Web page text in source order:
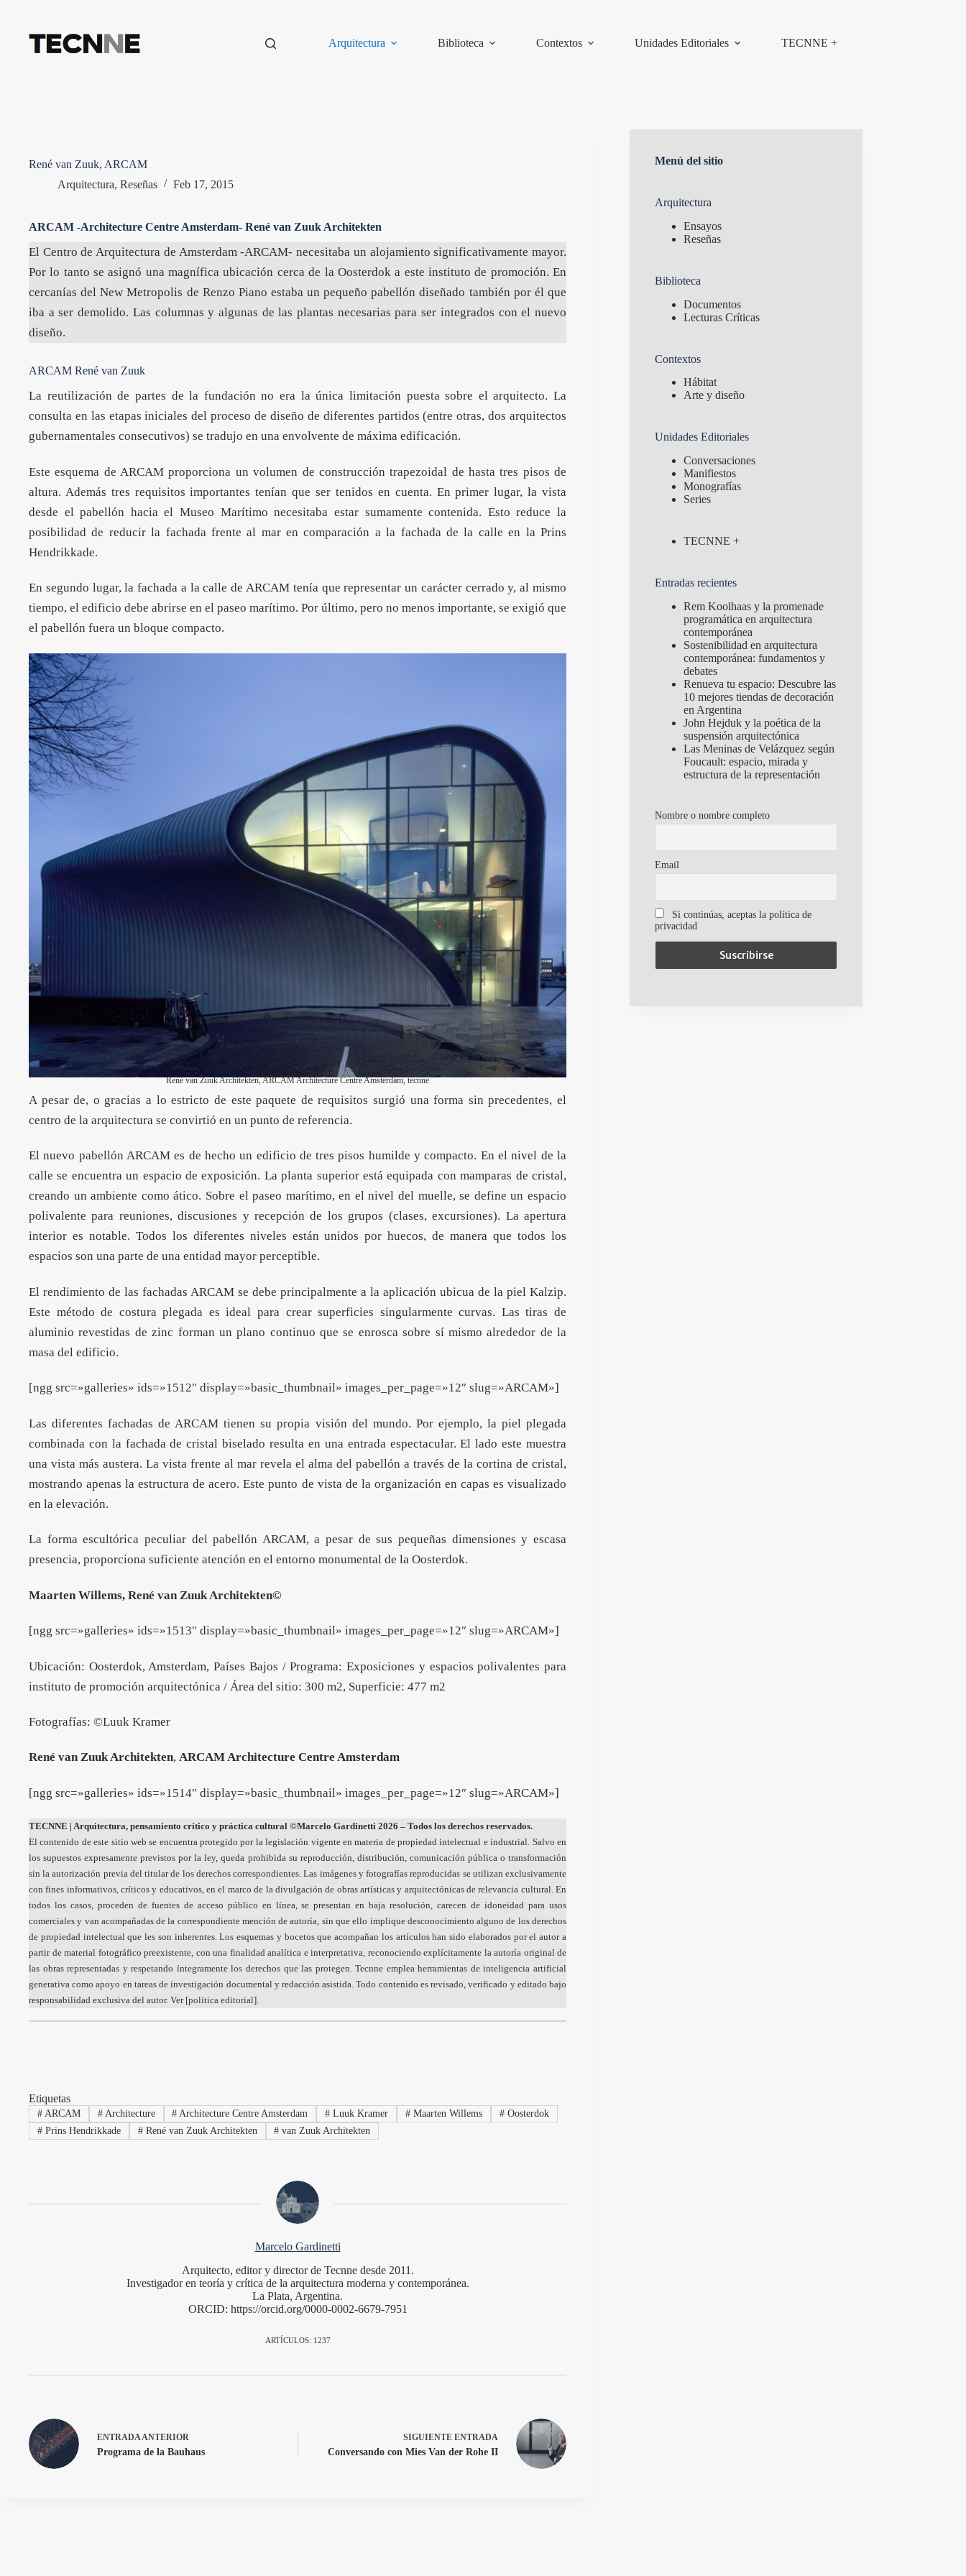
contenido
Arquitectura
Biblioteca Contextos Unidades Editoriales TECNNE +
René van Zuuk, ARCAM
Arquitectura, Reseñas Feb 17, 2015
ARCAM -Architecture Centre Amsterdam- René van Zuuk Architekten
El Centro de Arquitectura de Amsterdam -ARCAM- necesitaba un alojamiento significativamente mayor.
Por lo tanto se asignó una magnífica ubicación cerca de la Oosterdok a este instituto de promoción. En
cercanías del New Metropolis de Renzo Piano estaba un pequeño pabellón diseñado también por él que
iba a ser demolido. Las columnas y algunas de las plantas necesarias para ser integrados con el nuevo
diseño.
ARCAM René van Zuuk
La reutilización de partes de la fundación no era la única limitación puesta sobre el arquitecto. La
consulta en las etapas iniciales del proceso de diseño de diferentes partidos (entre otras, dos arquitectos
gubernamentales consecutivos) se tradujo en una envolvente de máxima edificación.
Este esquema de ARCAM proporciona un volumen de construcción trapezoidal de hasta tres pisos de
altura. Además tres requisitos importantes tenían que ser tenidos en cuenta. En primer lugar, la vista
desde el pabellón hacia el Museo Marítimo necesitaba estar sumamente contenida. Esto reduce la
posibilidad de reducir la fachada frente al mar en comparación a la fachada de la calle en la Prins
Hendrikkade.
En segundo lugar, la fachada a la calle de ARCAM tenía que representar un carácter cerrado y, al mismo
tiempo, el edificio debe abrirse en el paseo marítimo. Por último, pero no menos importante, se exigió que
el pabellón fuera un bloque compacto.
René van Zuuk Architekten, ARCAM Architecture Centre Amsterdam, tecnne
A pesar de, o gracias a lo estricto de este paquete de requisitos surgió una forma sin precedentes, el
centro de la arquitectura se convirtió en un punto de referencia.
El nuevo pabellón ARCAM es de hecho un edificio de tres pisos humilde y compacto. En el nivel de la
calle se encuentra un espacio de exposición. La planta superior está equipada con mamparas de cristal,
creando un ambiente como ático. Sobre el paseo marítimo, en el nivel del muelle, se define un espacio
polivalente para reuniones, discusiones y recepción de los grupos (clases, excursiones). La apertura
interior es notable. Todos los diferentes niveles están unidos por huecos, de manera que todos los
espacios son una parte de una entidad mayor perceptible.
El rendimiento de las fachadas ARCAM se debe principalmente a la aplicación ubicua de la piel Kalzip.
Este método de costura plegada es ideal para crear superficies singularmente curvas. Las tiras de
aluminio revestidas de zinc forman un plano continuo que se enrosca sobre sí mismo alrededor de la
masa del edificio.
[ngg src=»galleries» ids=»1512″ display=»basic_thumbnail» images_per_page=»12″ slug=»ARCAM»]
Las diferentes fachadas de ARCAM tienen su propia visión del mundo. Por ejemplo, la piel plegada
combinada con la fachada de cristal biselado resulta en una entrada espectacular. El lado este muestra
una vista más austera. La vista frente al mar revela el alma del pabellón a través de la cortina de cristal,
mostrando apenas la estructura de acero. Este punto de vista de la organización en capas es visualizado
en la elevación.
La forma escultórica peculiar del pabellón ARCAM, a pesar de sus pequeñas dimensiones y escasa
presencia, proporciona suficiente atención en el entorno monumental de la Oosterdok.
Maarten Willems, René van Zuuk Architekten©
[ngg src=»galleries» ids=»1513″ display=»basic_thumbnail» images_per_page=»12″ slug=»ARCAM»]
Ubicación: Oosterdok, Amsterdam, Países Bajos / Programa: Exposiciones y espacios polivalentes para
instituto de promoción arquitectónica / Área del sitio: 300 m2, Superficie: 477 m2
Fotografías: ©Luuk Kramer
René van Zuuk Architekten, ARCAM Architecture Centre Amsterdam
[ngg src=»galleries» ids=»1514″ display=»basic_thumbnail» images_per_page=»12″ slug=»ARCAM»]
TECNNE | Arquitectura, pensamiento crítico y práctica cultural ©Marcelo Gardinetti 2026 – Todos los derechos reservados.
El contenido de este sitio web se encuentra protegido por la legislación vigente en materia de propiedad intelectual e industrial. Salvo en
los supuestos expresamente previstos por la ley, queda prohibida su reproducción, distribución, comunicación pública o transformación
sin la autorización previa del titular de los derechos correspondientes. Las imágenes y fotografías reproducidas se utilizan exclusivamente
con fines informativos, críticos y educativos, en el marco de la divulgación de obras artísticas y arquitectónicas de relevancia cultural. En
todos los casos, proceden de fuentes de acceso público en línea, se presentan en baja resolución, carecen de idoneidad para usos
comerciales y van acompañadas de la correspondiente mención de autoría, sin que ello implique desconocimiento alguno de los derechos
de propiedad intelectual que les son inherentes. Los esquemas y bocetos que acompañan los artículos han sido elaborados por el autor a
partir de material fotográfico preexistente, con una finalidad analítica e interpretativa, reconociendo explícitamente la autoría original de
las obras representadas y respetando íntegramente los derechos que las protegen. Tecnne emplea herramientas de inteligencia artificial
generativa como apoyo en tareas de investigación documental y redacción asistida. Todo contenido es revisado, verificado y editado bajo
responsabilidad exclusiva del autor. Ver [política editorial].
Etiquetas
#ARCAM #Architecture # Architecture Centre Amsterdam # Luuk Kramer # Maarten Willems #Oosterdok
#Prins Hendrikkade #René van Zuuk Architekten # van Zuuk Architekten
Marcelo Gardinetti
Arquitecto, editor y director de Tecnne desde 2011.
Investigador en teoría y crítica de la arquitectura moderna y contemporánea.
La Plata, Argentina.
ORCID: https://orcid.org/0000-0002-6679-7951
ARTÍCULOS: 1237
ENTRADA ANTERIOR
Programa de la Bauhaus
SIGUIENTE ENTRADA
Conversando con Mies Van der Rohe II
Menú del sitio
Arquitectura
Ensayos
Reseñas
Biblioteca
Documentos
Lecturas Críticas
Contextos
Hábitat
Arte y diseño
Unidades Editoriales
Conversaciones
Manifiestos
Monografías
Series
TECNNE +
Entradas recientes
Rem Koolhaas y la promenade
programática en arquitectura
contemporánea
Sostenibilidad en arquitectura
contemporánea: fundamentos y
debates
Renueva tu espacio: Descubre las
10 mejores tiendas de decoración
en Argentina
John Hejduk y la poética de la
suspensión arquitectónica
Las Meninas de Velázquez según
Foucault: espacio, mirada y
estructura de la representación
Nombre o nombre completo
Email
Si continúas, aceptas la política de
privacidad